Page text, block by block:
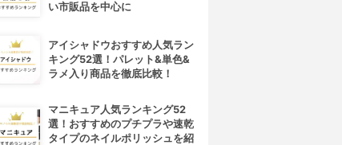
い市販品を中心に
アイシャドウおすすめ人気ラン
キング52選！パレット&単色&
ラメ入り商品を徹底比較！
マニキュア人気ランキング52
選！おすすめのプチプラや速乾
タイプのネイルポリッシュを紹